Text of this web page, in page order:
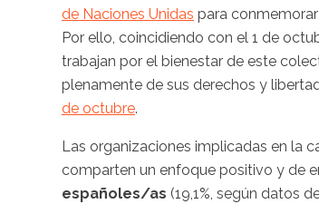
de Naciones Unidas para
Por ello, coincidiendo con el 1 de
trabajan por el bienestar de este
plenamente de sus derechos y
de octubre.
Las organizaciones implicadas en la
comparten un enfoque positivo y de
españoles/as (19,1 %, según datos